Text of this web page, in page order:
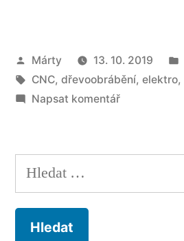
Autor
Márty 13. 10. 2019
Štítky:
CNC, dřevoobrábění, elektro,
Napsat komentářpro
Vyhledávání